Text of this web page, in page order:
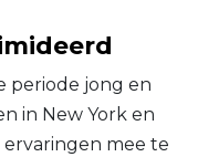
periode jong en
in New York en
ervaringen mee te